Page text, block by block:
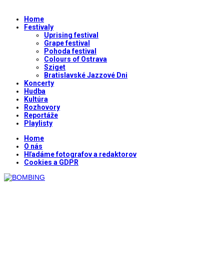
Home
Festivaly
Uprising festival
Grape festival
Pohoda festival
Colours of Ostrava
Sziget
Bratislavské Jazzové Dni
Koncerty
Hudba
Kultúra
Rozhovory
Reportáže
Playlisty
Home
O nás
Hľadáme fotografov a redaktorov
Cookies a GDPR